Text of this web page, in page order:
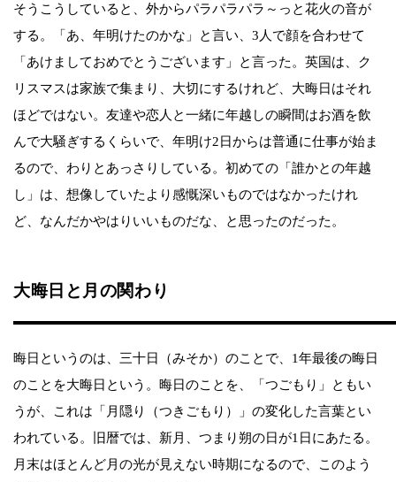
そうこうしていると、外からパラパラパラ～っと花火の音が
する。「あ、年明けたのかな」と言い、3人で顔を合わせて
「あけましておめでとうございます」と言った。英国は、ク
リスマスは家族で集まり、大切にするけれど、大晦日はそれ
ほどではない。友達や恋人と一緒に年越しの瞬間はお酒を飲
んで大騒ぎするくらいで、年明け2日からは普通に仕事が始ま
るので、わりとあっさりしている。初めての「誰かとの年越
し」は、想像していたより感慨深いものではなかったけれ
ど、なんだかやはりいいものだな、と思ったのだった。
大晦日と月の関わり
晦日というのは、三十日（みそか）のことで、1年最後の晦日
のことを大晦日という。晦日のことを、「つごもり」ともい
うが、これは「月隠り（つきごもり）」の変化した言葉とい
われている。旧暦では、新月、つまり朔の日が1日にあたる。
月末はほとんど月の光が見えない時期になるので、このよう